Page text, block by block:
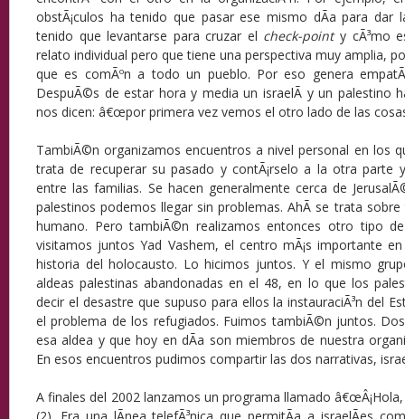
obstÃ¡culos ha tenido que pasar ese mismo dÃ­a para
tenido que levantarse para cruzar el check-pointy cÃ³mo
relato individual pero que tiene una perspectiva muy amplia,
que es comÃºn a todo un pueblo. Por eso genera
DespuÃ©s de estar hora y media un israelÃ­ y un palestino
nos dicen: â€œpor primera vez vemos el otro lado de las
TambiÃ©n organizamos encuentros a nivel personal en los
trata de recuperar su pasado y contÃ¡rselo a la otra parte
entre las familias. Se hacen generalmente cerca de
palestinos podemos llegar sin problemas. AhÃ­ se trata
humano. Pero tambiÃ©n realizamos entonces otro tipo
visitamos juntos Yad Vashem, el centro mÃ¡s importante
historia del holocausto. Lo hicimos juntos. Y el mismo
aldeas palestinas abandonadas en el 48, en lo que los
decir el desastre que supuso para ellos la instauraciÃ³n del
el problema de los refugiados. Fuimos tambiÃ©n juntos.
esa aldea y que hoy en dÃ­a son miembros de nuestra
En esos encuentros pudimos compartir las dos narrativas,
A finales del 2002 lanzamos un programa llamado â€œÂ¡Hola,